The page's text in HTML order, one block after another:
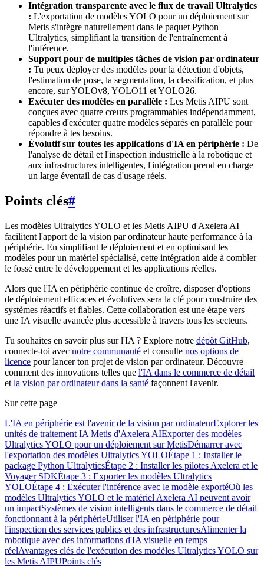
Intégration transparente avec le flux de travail Ultralytics
: L'exportation de modèles YOLO pour un déploiement sur
Metis s'intègre naturellement dans le paquet Python
Ultralytics, simplifiant la transition de l'entraînement à
l'inférence.
Support pour de multiples tâches de vision par ordinateur
: Tu peux déployer des modèles pour la détection d'objets,
l'estimation de pose, la segmentation, la classification, et plus
encore, sur YOLOv8, YOLO11 et YOLO26.
Exécuter des modèles en parallèle : Les Metis AIPU sont
conçues avec quatre cœurs programmables indépendamment,
capables d'exécuter quatre modèles séparés en parallèle pour
répondre à tes besoins.
Évolutif sur toutes les applications d'IA en périphérie : De
l'analyse de détail et l'inspection industrielle à la robotique et
aux infrastructures intelligentes, l'intégration prend en charge
un large éventail de cas d'usage réels.
Points clés#
Les modèles Ultralytics YOLO et les Metis AIPU d'Axelera AI
facilitent l'apport de la vision par ordinateur haute performance à la
périphérie. En simplifiant le déploiement et en optimisant les
modèles pour un matériel spécialisé, cette intégration aide à combler
le fossé entre le développement et les applications réelles.
Alors que l'IA en périphérie continue de croître, disposer d'options
de déploiement efficaces et évolutives sera la clé pour construire des
systèmes réactifs et fiables. Cette collaboration est une étape vers
une IA visuelle avancée plus accessible à travers tous les secteurs.
Tu souhaites en savoir plus sur l'IA ? Explore notre dépôt GitHub,
connecte-toi avec notre communauté et consulte nos options de
licence pour lancer ton projet de vision par ordinateur. Découvre
comment des innovations telles que l'IA dans le commerce de détail
et la vision par ordinateur dans la santé façonnent l'avenir.
Sur cette page
L'IA en périphérie est l'avenir de la vision par ordinateurExplorer les
unités de traitement IA Metis d'Axelera AIExporter des modèles
Ultralytics YOLO pour un déploiement sur MetisDémarrer avec
l'exportation des modèles Ultralytics YOLOÉtape 1 : Installer le
package Python UltralyticsÉtape 2 : Installer les pilotes Axelera et le
Voyager SDKÉtape 3 : Exporter les modèles Ultralytics
YOLOÉtape 4 : Exécuter l'inférence avec le modèle exportéOù les
modèles Ultralytics YOLO et le matériel Axelera AI peuvent avoir
un impactSystèmes de vision intelligents dans le commerce de détail
fonctionnant à la périphérieUtiliser l'IA en périphérie pour
l'inspection des services publics et des infrastructuresAlimenter la
robotique avec des informations d'IA visuelle en temps
réelAvantages clés de l'exécution des modèles Ultralytics YOLO sur
les Metis AIPUPoints clés